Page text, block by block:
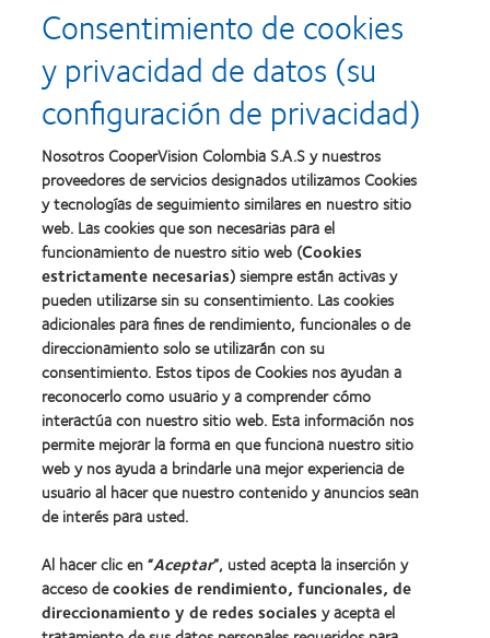
Nuestros productos
Encuentra tu lente
Tecnología de lentes de contacto
Lentes de contacto y visión
Usuario con experiencia
Consentimiento de cookies
y privacidad de datos (su
configuración de privacidad)
Nosotros CooperVision Colombia S.A.S y nuestros
proveedores de servicios designados utilizamos Cookies
y tecnologías de seguimiento similares en nuestro sitio
web. Las cookies que son necesarias para el
funcionamiento de nuestro sitio web (Cookies
estrictamente necesarias) siempre están activas y
pueden utilizarse sin su consentimiento. Las cookies
adicionales para fines de rendimiento, funcionales o de
direccionamiento solo se utilizarán con su
consentimiento. Estos tipos de Cookies nos ayudan a
reconocerlo como usuario y a comprender cómo
interactúa con nuestro sitio web. Esta información nos
permite mejorar la forma en que funciona nuestro sitio
web y nos ayuda a brindarle una mejor experiencia de
usuario al hacer que nuestro contenido y anuncios sean
de interés para usted.
Al hacer clic en “Aceptar”, usted acepta la inserción y
acceso decookies de rendimiento, funcionales, de
direccionamiento y de redes socialesy acepta el